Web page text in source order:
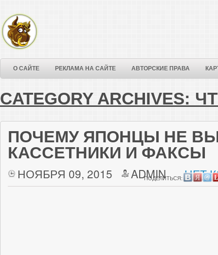
О САЙТЕ РЕКЛАМА НА САЙТЕ АВТОРСКИЕ ПРАВА
CATEGORY ARCHIVES:
ПОЧЕМУ ЯПОНЦЫ НЕ
КАССЕТНИКИ И ФАКСЫ
НОЯБРЯ 09, 2015 ADMIN НЕТ
ПОДЕЛИТЬСЯ: